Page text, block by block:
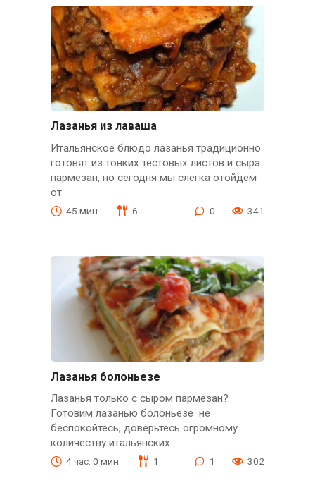
Лазанья из лаваша
Итальянское блюдо лазанья традиционно
готовят из тонких тестовых листов и сыра
пармезан, но сегодня мы слегка отойдем
от
45 мин. 6 0 341
Лазанья болоньезе
Лазанья только с сыром пармезан?
Готовим лазанью болоньезе не
беспокойтесь, доверьтесь огромному
количеству итальянских
4 час. 0 мин. 1 1 302